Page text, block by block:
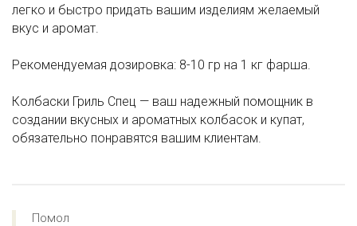
легко и быстро придать вашим изделиям желаемый
вкус и аромат.
Рекомендуемая дозировка: 8-10 гр на 1 кг фарша.
Колбаски Гриль Спец — ваш надежный помощник в
создании вкусных и ароматных колбасок и купат,
обязательно понравятся вашим клиентам.
Помол